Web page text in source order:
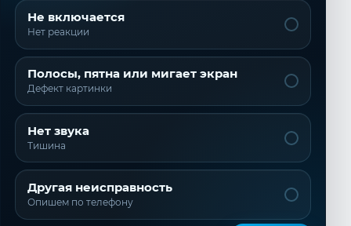
Не включается
Нет реакции
Полосы, пятна или мигает экран
Дефект картинки
Нет звука
Тишина
Другая неисправность
Опишем по телефону